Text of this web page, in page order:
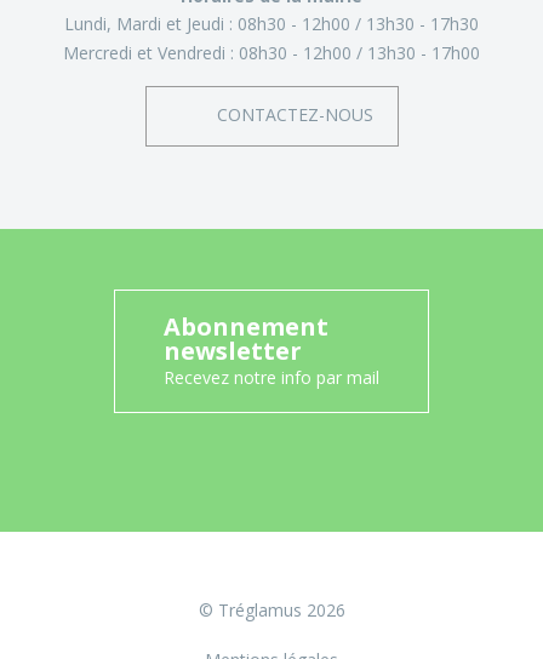
Lundi, Mardi et Jeudi : 08h30 - 12h00
13h30 - 17h30
Mercredi et Vendredi : 08h30 - 12h00 13h30 - 17h00
CONTACTEZ-NOUS
Abonnement
newsletter
Recevez notre info par mail
© Tréglamus 2026